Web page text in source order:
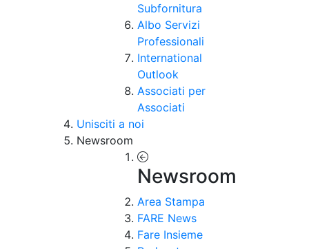
Subfornitura
Albo Servizi
Professionali
International
Outlook
Associati per
Associati
Unisciti a noi
Newsroom
Newsroom
Area Stampa
FARE News
Fare Insieme